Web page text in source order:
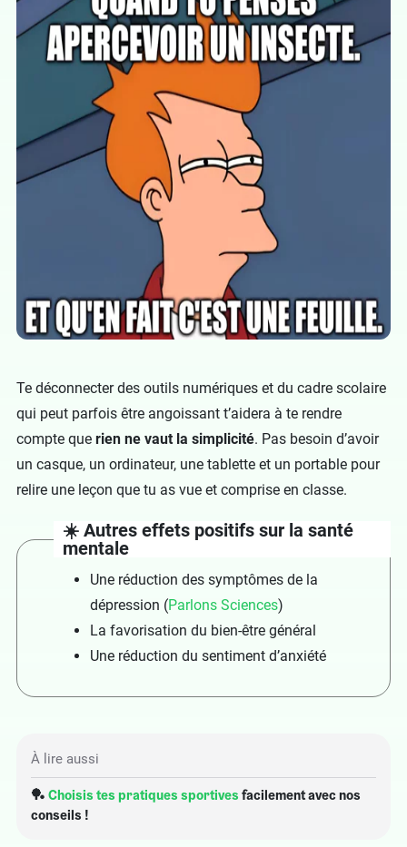
Te déconnecter des outils numériques et du cadre scolaire
qui peut parfois être angoissant t’aidera à te rendre
compte que rien ne vaut la simplicité. Pas besoin d’avoir
un casque, un ordinateur, une tablette et un portable pour
relire une leçon que tu as vue et comprise en classe.
☀️ Autres effets positifs sur la santé
mentale
Une réduction des symptômes de la
dépression (Parlons Sciences)
La favorisation du bien-être général
Une réduction du sentiment d’anxiété
À lire aussi
🏓 Choisis tes pratiques sportives facilement avec nos
conseils !